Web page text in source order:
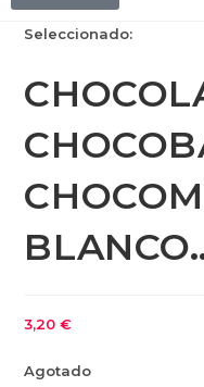
Seleccionado:
3,20€
Agotado